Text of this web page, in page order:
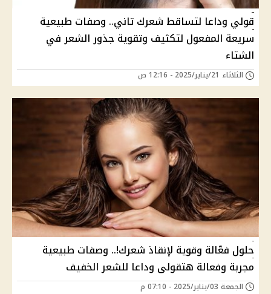
قولي وداعا لتساقط شعرك تاني.. وصفات طبيعية
سريعة المفعول لتكثيف وتقوية جذور الشعر في
الشتاء
الثلاثاء 21/يناير/2025 - 12:16 ص
حلول فعّالة وقوية لإنقاذ شعرك!.. وصفات طبيعية
مجربة وفعالة هتقولى وداعا للشعر الخفيف
الجمعة 03/يناير/2025 - 07:10 م